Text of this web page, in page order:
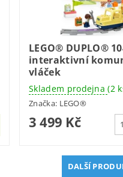
LEGO® DUPLO®
interaktivní
vláček
Skladem prodejna(2
Značka: LEGO®
3 499 Kč
DALŠÍ